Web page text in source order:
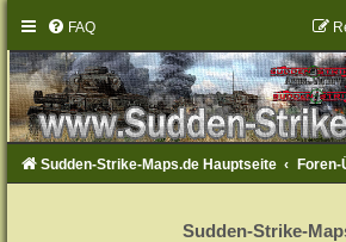
FAQ
Sudden-Strike-Maps.de Hauptseite
Sudden-Strike-